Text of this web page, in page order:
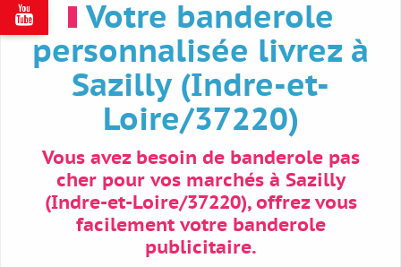

Votre banderole
personnalisée livrez à
Sazilly (Indre-et-
Loire/37220)
Vous avez besoin de banderole pas
cher pour vos marchés à Sazilly
(Indre-et-Loire/37220), offrez vous
facilement votre banderole
publicitaire.